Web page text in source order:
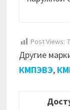
Post Views:
Другие
КМПЭВЭ,